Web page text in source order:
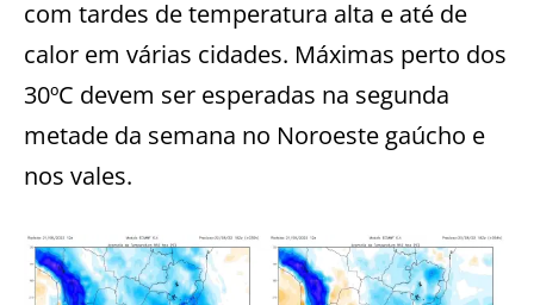
com tardes de temperatura alta e até de
calor em várias cidades. Máximas perto dos
30ºC devem ser esperadas na segunda
metade da semana no Noroeste gaúcho e
nos vales.